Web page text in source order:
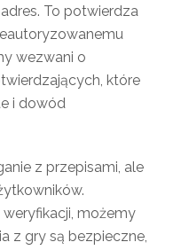
To potwierdza
wezwani o
które
i dowód
z przepisami, ale
możemy
z gry są bezpieczne,